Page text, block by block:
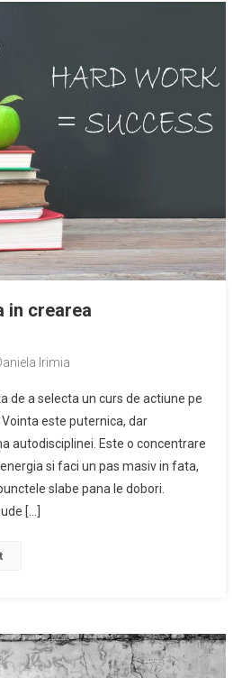
in crearea
Irimia
de a selecta un curs de actiune pe
este puternica, dar
autodisciplinei. Este o concentrare
si faci un pas masiv in fata,
slabe pana le dobori.
[…]